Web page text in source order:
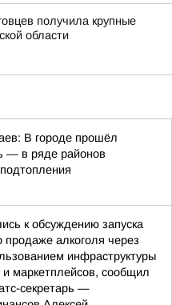
получила крупные
области
В городе прошёл
— в ряде районов
к обсуждению запуска
продаже алкоголя через
инфраструктуры
маркетплейсов, сообщил
секретарь —